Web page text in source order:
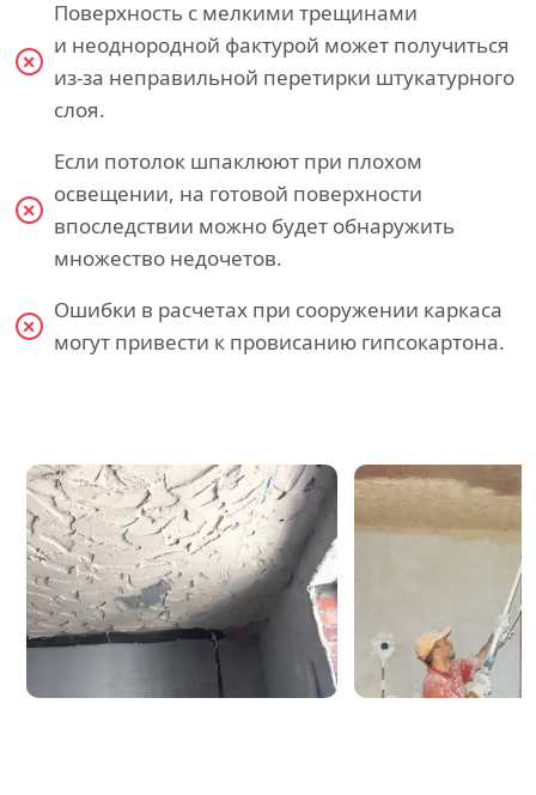
Поверхность с мелкими трещинами
и неоднородной фактурой может получиться
из-за неправильной перетирки штукатурного
слоя.
Если потолок шпаклюют при плохом
освещении, на готовой поверхности
впоследствии можно будет обнаружить
множество недочетов.
Ошибки в расчетах при сооружении каркаса
могут привести к провисанию гипсокартона.